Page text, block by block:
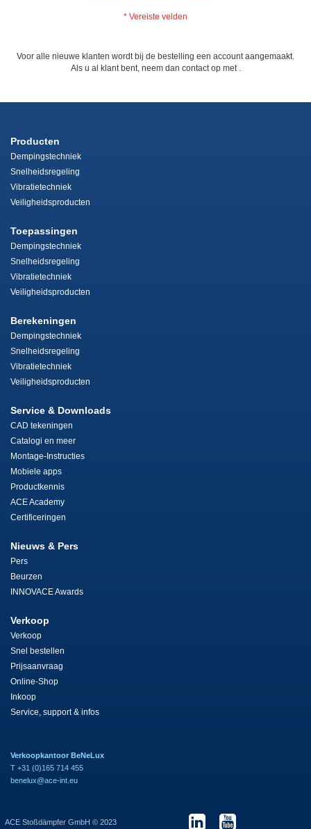
Voor alle nieuwe klanten wordt bij de bestelling een account aangemaakt.
Als u al klant bent, neem dan contact op met .
Producten
Dempingstechniek
Snelheidsregeling
Vibratietechniek
Veiligheidsproducten
Toepassingen
Dempingstechniek
Snelheidsregeling
Vibratietechniek
Veiligheidsproducten
Berekeningen
Dempingstechniek
Snelheidsregeling
Vibratietechniek
Veiligheidsproducten
Service & Downloads
CAD tekeningen
Catalogi en meer
Montage-Instructies
Mobiele apps
Productkennis
ACE Academy
Certificeringen
Nieuws & Pers
Pers
Beurzen
INNOVACE Awards
Verkoop
Verkoop
Snel bestellen
Prijsaanvraag
Online-Shop
Inkoop
Service, support & infos
Verkoopkantoor BeNeLux
T +31 (0)165 714 455
benelux@ace-int.eu
ACE Stoßdämpfer GmbH © 2023